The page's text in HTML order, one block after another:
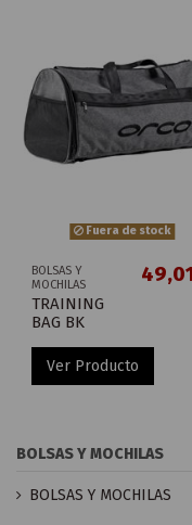
Fuera de stock
BOLSAS Y
MOCHILAS
TRAINING
BAG BK
Ver Producto
BOLSAS Y MOCHILAS
BOLSAS Y MOCHILAS